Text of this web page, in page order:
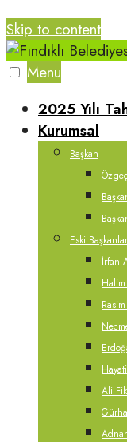
Skip to content
Menu
2025 Yılı
Kurumsal
Başkan
Eski Başkanlar
İrfan
Ali